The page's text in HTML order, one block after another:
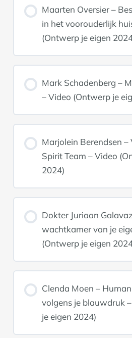
Maarten Oversier –
in het voorouderlijk
(Ontwerp je eigen
Mark Schadenberg –
– Video (Ontwerp je
Marjolein Berendsen –
Spirit Team – Video
2024)
Dokter Juriaan
wachtkamer van je
(Ontwerp je eigen
Clenda Moen –
volgens je blauwdruk
je eigen 2024)